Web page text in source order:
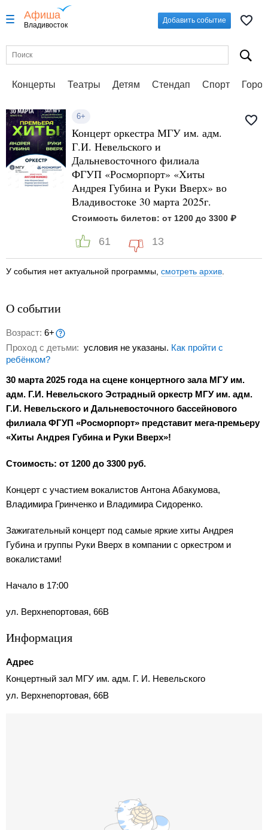
Афиша
Владивосток
Добавить событие
Концерты Театры Детям Стендап Спорт
6+
Концерт оркестра МГУ им. адм.
Г.И. Невельского и
Дальневосточного филиала
ФГУП «Росморпорт» «Хиты
Андрея Губина и Руки Вверх» во
Владивостоке 30 марта 2025г.
Стоимость билетов: от 1200 до 3300 ₽
61 13
У события нет актуальной программы, смотреть архив
О событии
Возраст: 6+
Проход с детьми: условия не указаны. Как пройти с
ребёнком?
30 марта 2025 года на сцене концертного зала МГУ им.
адм. Г.И. Невельского Эстрадный оркестр МГУ им. адм.
Г.И. Невельского и Дальневосточного бассейнового
филиала ФГУП «Росморпорт» представит мега-премьеру
«Хиты Андрея Губина и Руки Вверх»!
Стоимость: от 1200 до 3300 руб.
Концерт с участием вокалистов Антона Абакумова,
Владимира Гринченко и Владимира Сидоренко.
Зажигательный концерт под самые яркие хиты Андрея
Губина и группы Руки Вверх в компании с оркестром и
вокалистами!
Начало в 17:00
ул. Верхнепортовая, 66В
Информация
Адрес
Концертный зал МГУ им. адм. Г. И. Невельского
ул. Верхнепортовая, 66В